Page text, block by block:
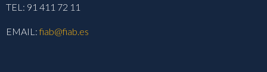
TEL: 91 411 72 11
EMAIL:fiab@fiab.es